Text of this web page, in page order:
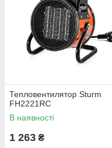
Тепловентилятор Sturm
FH2221RC
В наявності
1 263 ₴